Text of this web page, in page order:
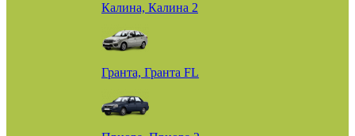
Калина, Калина 2
Гранта, Гранта FL